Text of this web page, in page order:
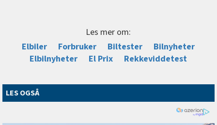
Les mer om:
Elbiler
Forbruker Biltester
Bilnyheter
Elbilnyheter
El Prix Rekkeviddetest
LES OGSÅ